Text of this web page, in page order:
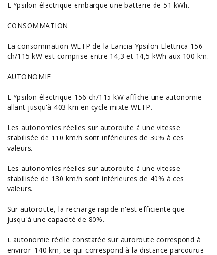
L'Ypsilon électrique embarque une batterie de 51 kWh.
CONSOMMATION
Laconsommation WLTP de la Lancia Ypsilon Elettrica 156
ch/115 kW est comprise entre 14,3 et 14,5 kWh aux 100 km.
AUTONOMIE
L'Ypsilon électrique 156 ch/115 kW affiche une autonomie
allant jusqu'à 403 km en cycle mixte WLTP.
Les autonomies réelles sur autoroute à une vitesse
stabilisée de 110 km/h sont inférieures de 30% à ces
valeurs.
Les autonomies réelles sur autoroute à une vitesse
stabilisée de 130 km/h sont inférieures de 40% à ces
valeurs.
Sur autoroute, la recharge rapide n'est efficiente que
jusqu'à une capacité de 80%.
L'autonomie réelle constatée sur autoroute correspond à
environ 140 km, ce qui correspond à la distance parcourue